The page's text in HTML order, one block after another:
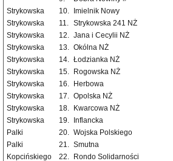
Strykowska
10.
Imielnik Nowy
Strykowska
11. Strykowska 241 NŻ
Strykowska
12. Jana i Cecylii NŻ
Strykowska
13. Okólna NŻ
Strykowska
14. Łodzianka NŻ
Strykowska
15.
Rogowska NŻ
Strykowska
16.
Herbowa
Strykowska
17. Opolska NŻ
Strykowska
18.
Kwarcowa NŻ
Strykowska
19.
Inflancka
Palki
20. Wojska Polskiego
Palki
21. Smutna
Kopcińskiego
22.
Rondo Solidarności